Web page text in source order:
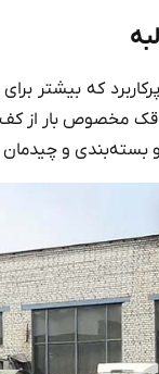
که بیشتر
و بسته‌بندی و